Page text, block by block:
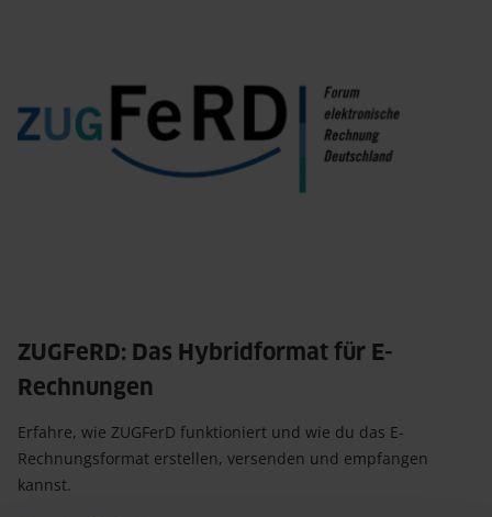
ZUGFeRD: Das Hybridformat für E-
Rechnungen
Erfahre, wie ZUGFerD funktioniert und wie du das E-
Rechnungsformat erstellen, versenden und empfangen
kannst.